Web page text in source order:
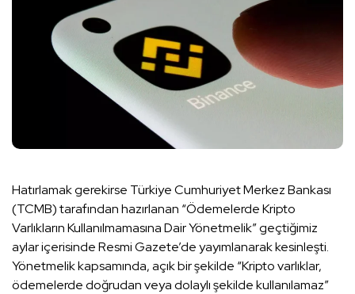
Hatırlamak gerekirse Türkiye Cumhuriyet Merkez Bankası
(TCMB) tarafından hazırlanan “Ödemelerde Kripto
Varlıkların Kullanılmamasına Dair Yönetmelik” geçtiğimiz
aylar içerisinde Resmi Gazete’de yayımlanarak kesinleşti.
Yönetmelik kapsamında, açık bir şekilde “Kripto varlıklar,
ödemelerde doğrudan veya dolaylı şekilde kullanılamaz”